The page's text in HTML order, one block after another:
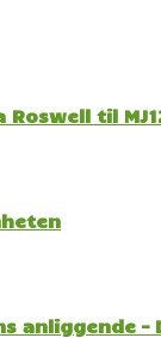
Roswell til
anliggende –